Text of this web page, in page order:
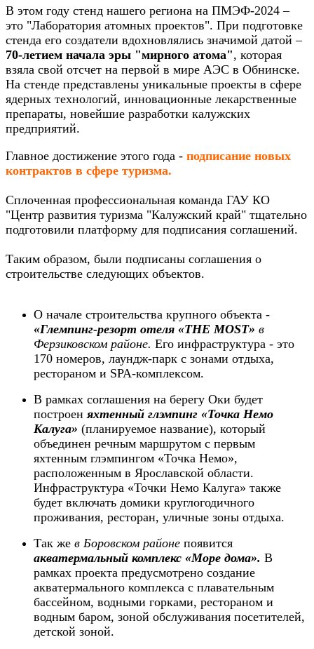
В этом году стенд нашего региона на ПМЭФ-2024 –
это "Лаборатория атомных проектов". При подготовке
стенда его создатели вдохновлялись значимой датой –
70-летием начала эры "мирного атома", которая
взяла свой отсчет на первой в мире АЭС в Обнинске.
На стенде представлены уникальные проекты в сфере
ядерных технологий, инновационные лекарственные
препараты, новейшие разработки калужских
предприятий.
Главное достижение этого года - подписание новых
контрактов в сфере туризма.
Сплоченная профессиональная команда ГАУ КО
"Центр развития туризма "Калужский край" тщательно
подготовили платформу для подписания соглашений.
Таким образом, были подписаны соглашения о
строительстве следующих объектов.
О начале строительства крупного объекта -
«Глемпинг-резорт отеля «THE MOST» в
Ферзиковском районе. Его инфраструктура - это
170 номеров, лаундж-парк с зонами отдыха,
рестораном и SPA-комплексом.
В рамках соглашения на берегу Оки будет
построен яхтенный глэмпинг «Точка Немо
Калуга» (планируемое название), который
объединен речным маршрутом с первым
яхтенным глэмпингом «Точка Немо»,
расположенным в Ярославской области.
Инфраструктура «Точки Немо Калуга» также
будет включать домики круглогодичного
проживания, ресторан, уличные зоны отдыха.
Так же в Боровском районе появится
акватермальный комплекс «Море дома». В
рамках проекта предусмотрено создание
акватермального комплекса с плавательным
бассейном, водными горками, рестораном и
водным баром, зоной обслуживания посетителей,
детской зоной.